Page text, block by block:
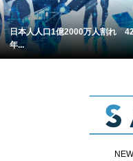
日本人人口1億2000万人割れ
年...